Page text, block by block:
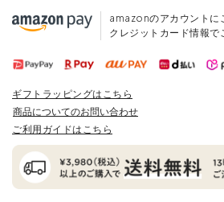
amazonのアカウントに
クレジットカード情報で
ギフトラッピングはこちら
商品についてのお問い合わせ
ご利用ガイドはこちら